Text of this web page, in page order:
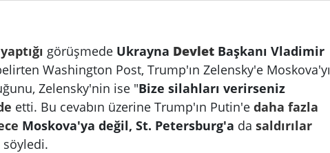
yaptığı görüşmede Ukrayna Devlet Başkanı Vladimir
belirten Washington Post, Trump'ın Zelensky'e Moskova'yı
Zelensky'nin ise "Bize silahları verirseniz
etti. Bu cevabın üzerine Trump'ın Putin'e daha fazla
Moskova'ya değil, St. Petersburg'a da saldırılar